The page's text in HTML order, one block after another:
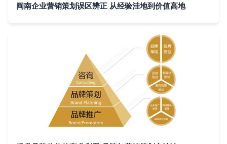
闽南企业营销策划误区辨正 从经验洼地到价值高地